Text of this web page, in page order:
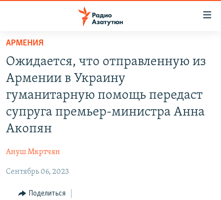
Перейти
основному
содержанию
Перейти
основной
навигации
НОВОСТИ
ПОЛИТИКА
ЭКОНОМИКА
НАГОРНЫЙ КАРАБАХ
КУЛЬТУРА
СПОРТ
АРМЕНИЯ
Ожидается, что отправленную из
Армении в Украину
гуманитарную помощь передаст
супруга премьер-министра Анна
Акопян
Ануш Мкртчян
Сентябрь 06, 2023
Поделиться